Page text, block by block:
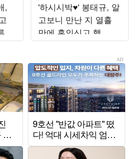
,
장
'하시시박♥' 봉태규, 알
고보니 만난 지 열흘
만에 혼인신고 했
다…"첫사랑과 결혼"